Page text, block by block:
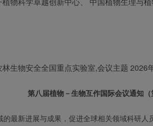
生物安全全国重点实验室,会议主题 2026
第八届植物－生物互作国际会议通知（
最新进展与成果，促进全球相关领域科研